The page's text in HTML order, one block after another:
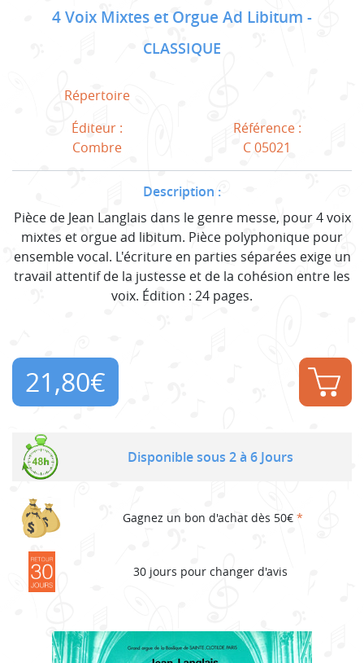
4 Voix Mixtes et Orgue Ad Libitum
CLASSIQUE
Répertoire
Éditeur :
Combre
Référence :
C 05021
Description :
Pièce de Jean Langlais dans le genre messe, pour 4 voix
mixtes et orgue ad libitum. Pièce polyphonique pour
ensemble vocal. L'écriture en parties séparées exige un
travail attentif de la justesse et de la cohésion entre les
voix. Édition : 24 pages.
21,80€
Disponible sous 2 à 6 Jours
Gagnez un bon d'achat dès 50€ *
30 jours pour changer d'avis